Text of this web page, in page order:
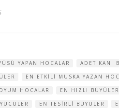
YAPAN HOCALAR ADET KANI
EN ETKILI MUSKA YAZAN
HOCALAR
EN HIZLI BÜYÜLER
EN TESIRLI BÜYÜLER